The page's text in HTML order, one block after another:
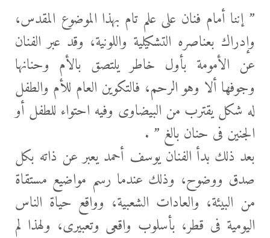
” إننا أمام فنان على علم تام بهذا الموضوع المقدس،
وإدراك بعناصره التشكيلية واللونية، وقد عبر الفنان
عن الأمومة بأول خاطر يلتصق بالأم وحنانها
وجوفها ألا وهو الرحم، فالتكوين العام للأم والطفل
له شكل يقترب من البيضاوى وفيه احتواء للطفل أو
الجنين فى حنان بالغ ” .
بعد ذلك بدأ الفنان يوسف أحمد يعبر عن ذاته بكل
صدق ووضوح، وذلك عندما رسم مواضيع مستقاة
من البيئة، والعادات الشعبية، وواقع حياة الناس
اليومية فى قطر، بأسلوب واقعى وتعبيرى، ولهذا لم